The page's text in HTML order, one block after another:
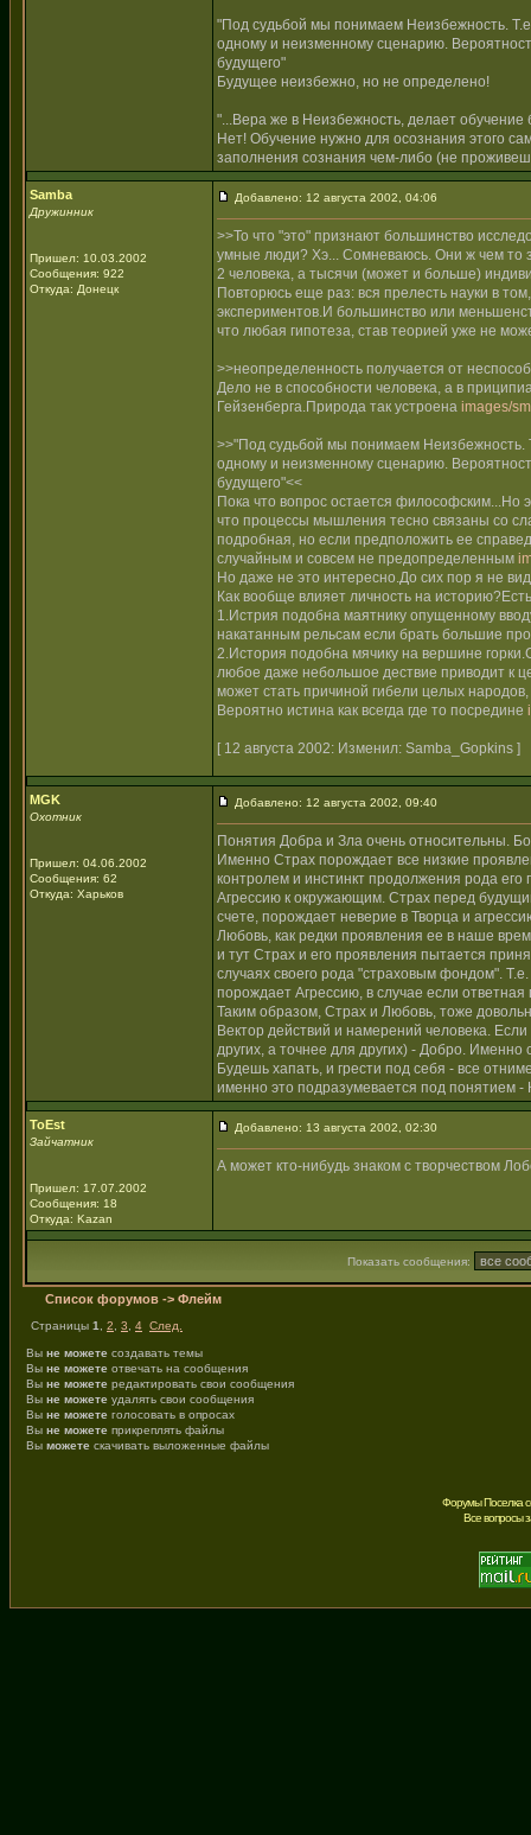
"Под судьбой мы понимаем Неизбежность.
одному и неизменному сценарию.
будущего"
Будущее неизбежно, но не определено!
"...Вера же в Неизбежность, делает обучение
Нет! Обучение нужно для осознания этого
заполнения сознания чем-либо (не
Samba
Дружинник
Пришел: 10.03.2002
Сообщения: 922
Откуда: Донецк
Добавлено: 12 августа 2002, 04:06
>>То что "это" признают большинство
умные люди? Хэ... Сомневаюсь. Они ж чем то
2 человека, а тысячи (может и больше)
Повторюсь еще раз: вся прелесть науки в
экспериментов.И большинство или
что любая гипотеза, став теорией уже не
>>неопределенность получается от
Дело не в способности человека, а в
Гейзенберга.Природа так устроена images/
>>"Под судьбой мы понимаем Неизбежность.
одному и неизменному сценарию.
будущего"<<
Пока что вопрос остается философским...Но
что процессы мышления тесно связаны со
подробная, но если предположить ее
случайным и совсем не предопределенным
Но даже не это интересно.До сих пор я не
Как вообще влияет личность на
1.Истрия подобна маятнику опущенному
накатанным рельсам если брать большие
2.История подобна мячику на вершине
любое даже небольшое дествие приводит к
может стать причиной гибели целых
Вероятно истина как всегда где то посредине
[ 12 августа 2002: Изменил: Samba_Gopkins ]
MGK
Охотник
Пришел: 04.06.2002
Сообщения: 62
Откуда: Харьков
Добавлено: 12 августа 2002, 09:40
Понятия Добра и Зла очень относительны.
Именно Страх порождает все низкие
контролем и инстинкт продолжения рода
Агрессию к окружающим. Страх перед
счете, порождает неверие в Творца и
Любовь, как редки проявления ее в наше
и тут Страх и его проявления пытается
случаях своего рода "страховым фондом".
порождает Агрессию, в случае если
Таким образом, Страх и Любовь, тоже
Вектор действий и намерений человека.
других, а точнее для других) - Добро.
Будешь хапать, и грести под себя - все
именно это подразумевается под понятием -
ToEst
Зайчатник
Пришел: 17.07.2002
Сообщения: 18
Откуда: Kazan
Добавлено: 13 августа 2002, 02:30
А может кто-нибудь знаком с творчеством
Показать сообщения:
Список форумов -> Флейм
Страницы 1 2 3 4 След.
Вы не можете создавать темы
Вы не можете отвечать на сообщения
Вы не можете редактировать свои сообщения
Вы не можете удалять свои сообщения
Вы не можете голосовать в опросах
Вы не можете прикреплять файлы
Вы можете скачивать выложенные файлы
Форумы Поселка
Все вопросы